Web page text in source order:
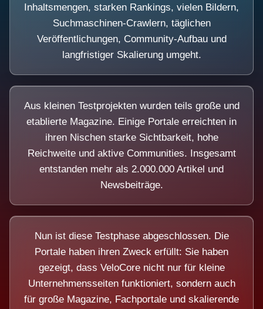
Inhaltsmengen, starken Rankings, vielen Bildern,
Suchmaschinen-Crawlern, täglichen
Veröffentlichungen, Community-Aufbau und
langfristiger Skalierung umgeht.
Aus kleinen Testprojekten wurden teils große und
etablierte Magazine. Einige Portale erreichten in
ihren Nischen starke Sichtbarkeit, hohe
Reichweite und aktive Communities. Insgesamt
entstanden mehr als 2.000.000 Artikel und
Newsbeiträge.
Nun ist diese Testphase abgeschlossen. Die
Portale haben ihren Zweck erfüllt: Sie haben
gezeigt, dass VeloCore nicht nur für kleine
Unternehmensseiten funktioniert, sondern auch
für große Magazine, Fachportale und skalierende